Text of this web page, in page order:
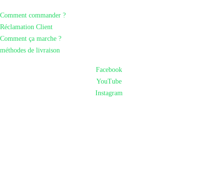
Comment commander ?
Réclamation Client
Comment ça marche ?
méthodes de livraison
Facebook
YouTube
Instagram